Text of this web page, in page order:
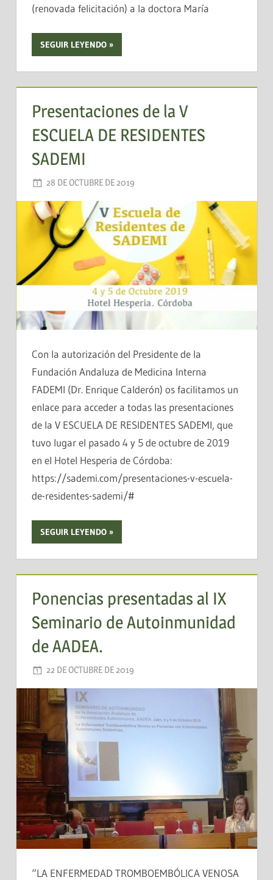
(renovada felicitación) a la doctora María
SEGUIR LEYENDO
Presentaciones de la V
ESCUELA DE RESIDENTES
SADEMI
28 DE OCTUBRE DE 2019
Con la autorización del Presidente de la
Fundación Andaluza de Medicina Interna
FADEMI (Dr. Enrique Calderón) os facilitamos un
enlace para acceder a todas las presentaciones
de la V ESCUELA DE RESIDENTES SADEMI, que
tuvo lugar el pasado 4 y 5 de octubre de 2019
en el Hotel Hesperia de Córdoba:
https://sademi.com/presentaciones-v-escuela-
de-residentes-sademi/#
SEGUIR LEYENDO
Ponencias presentadas al IX
Seminario de Autoinmunidad
de AADEA.
22 DE OCTUBRE DE 2019
“LA ENFERMEDAD TROMBOEMBÓLICA VENOSA